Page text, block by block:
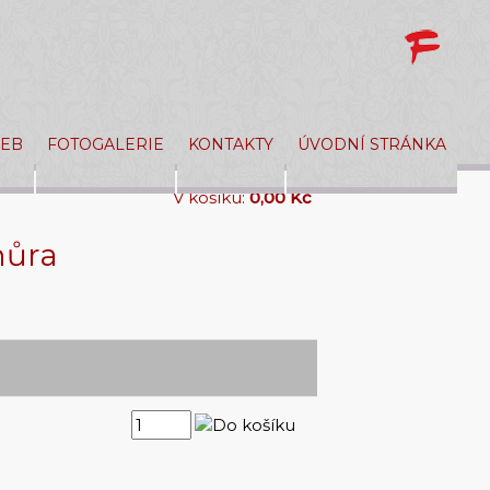
FOTOGALERIE KONTAKTY ÚVODNÍ STRÁNKA
V košíku: 0,00 Kč